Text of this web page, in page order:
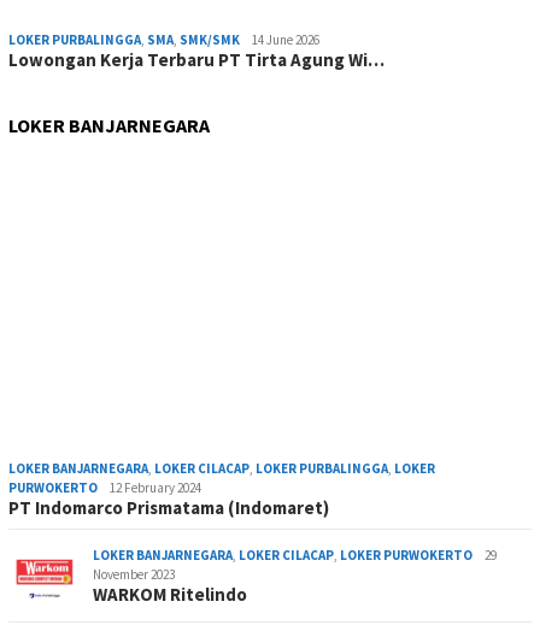
LOKER PURBALINGGA SMA SMK/SMK 14 June 2026
Lowongan Kerja Terbaru PT Tirta Agung Wi…
LOKER BANJARNEGARA
LOKER BANJARNEGARA LOKER CILACAP LOKER PURBALINGGA LOKER
PURWOKERTO
12 February 2024
PT Indomarco Prismatama (Indomaret)
LOKER BANJARNEGARA LOKER CILACAP LOKER PURWOKERTO
29
November 2023
WARKOM Ritelindo